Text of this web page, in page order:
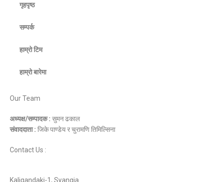
गृहपृष्ठ
सम्पर्क
हाम्रो टिम
हाम्रो बारेमा
Our Team
अध्यक्ष/सम्पादक : सुमन ढकाल
संवाददाता : जिके पाण्डेय र चुरामणि तिमिल्सिना
Contact Us :
Kaligandaki-1, Syangja